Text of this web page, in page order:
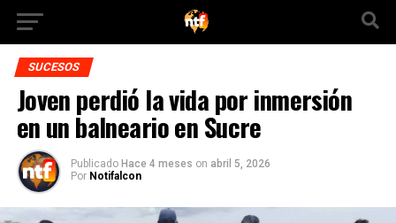
SUCESOS
Joven perdió la vida por inmersión
en un balneario en Sucre
Publicado Hace 4 meses on abril 5, 2026
Por Notifalcon